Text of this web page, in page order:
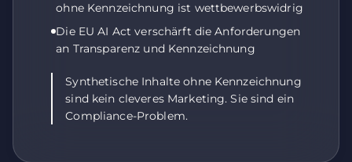
ohne Kennzeichnung ist wettbewerbswidrig
Die EU AI Act verschärft die Anforderungen
an Transparenz und Kennzeichnung
Synthetische Inhalte ohne Kennzeichnung
sind kein cleveres Marketing. Sie sind ein
Compliance-Problem.
Wir verwenden Cookies und ähnliche